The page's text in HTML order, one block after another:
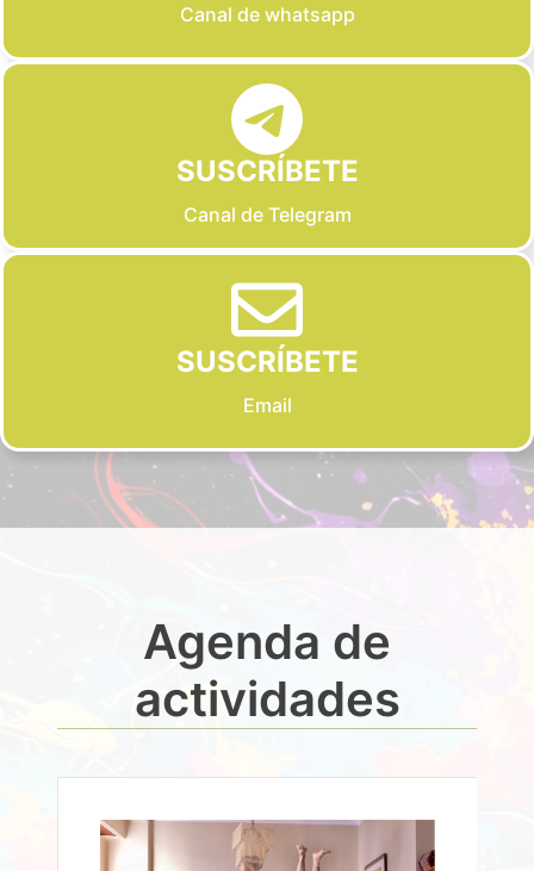
Canal de whatsapp
SUSCRÍBETE
Canal de Telegram
SUSCRÍBETE
Email
Agenda de
actividades